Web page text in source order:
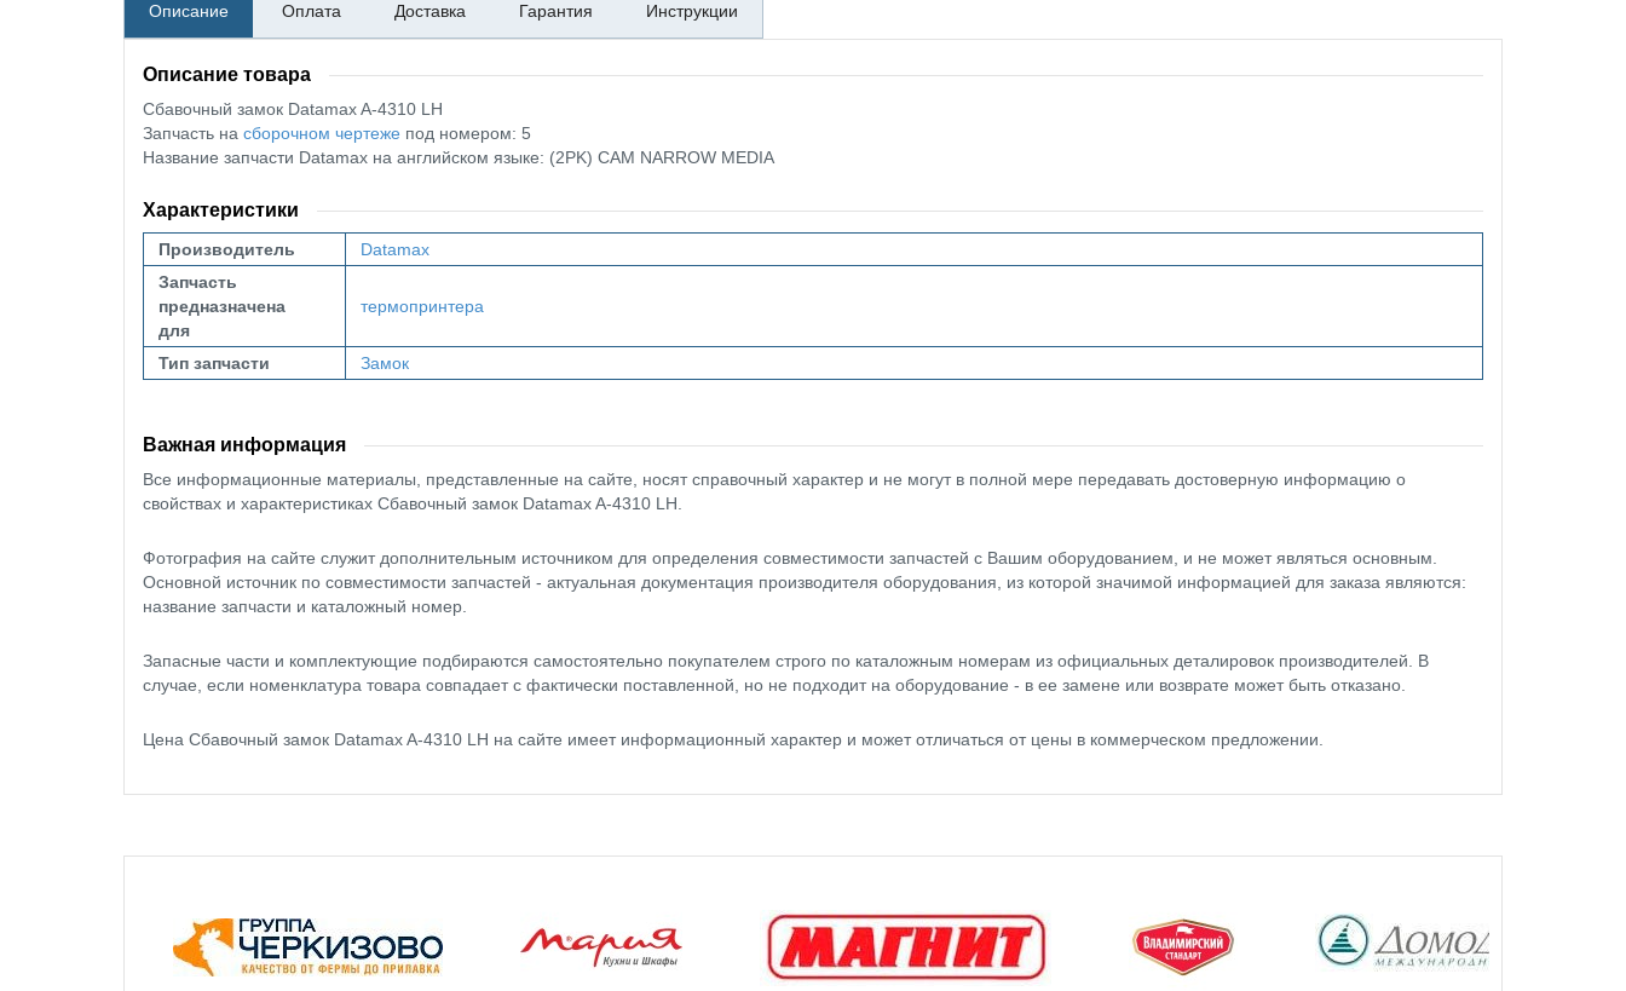
Описание Оплата Доставка Гарантия Инструкции
Описание товара
Сбавочный замок Datamax A-4310 LH
Запчасть на сборочном чертеже под номером: 5
Название запчасти Datamax на английском языке: (2PK) CAM NARROW MEDIA
Характеристики
Производитель
Datamax
Запчасть
предназначена
для
термопринтера
Тип запчасти Замок
Важная информация
Все информационные материалы, представленные на сайте, носят справочный характер и не могут в полной мере передавать достоверную информацию о
свойствах и характеристиках Сбавочный замок Datamax A-4310 LH.
Фотография на сайте служит дополнительным источником для определения совместимости запчастей с Вашим оборудованием, и не может являться основным.
Основной источник по совместимости запчастей - актуальная документация производителя оборудования, из которой значимой информацией для заказа являются:
название запчасти и каталожный номер.
Запасные части и комплектующие подбираются самостоятельно покупателем строго по каталожным номерам из официальных деталировок производителей. В
случае, если номенклатура товара совпадает с фактически поставленной, но не подходит на оборудование - в ее замене или возврате может быть отказано.
Цена Сбавочный замок Datamax A-4310 LH на сайте имеет информационный характер и может отличаться от цены в коммерческом предложении.